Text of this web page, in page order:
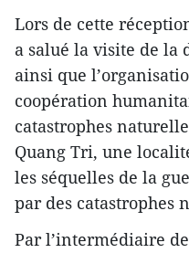
Lors de cette
a salué la visite de la
ainsi que
coopération
catastrophes
Quang Tri, une
les séquelles de la
par des catastrophes
Par l’intermédiaire